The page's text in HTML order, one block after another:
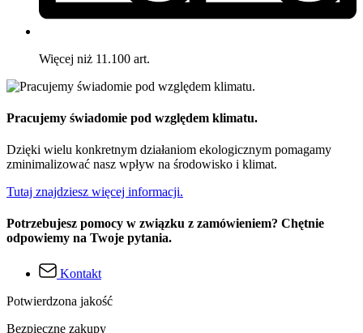
Więcej niż 11.100 art.
Pracujemy świadomie pod względem klimatu.
Dzięki wielu konkretnym działaniom ekologicznym pomagamy
zminimalizować nasz wpływ na środowisko i klimat.
Tutaj znajdziesz więcej informacji.
Potrzebujesz pomocy w związku z zamówieniem? Chętnie
odpowiemy na Twoje pytania.
Kontakt
Potwierdzona jakość
Bezpieczne zakupy